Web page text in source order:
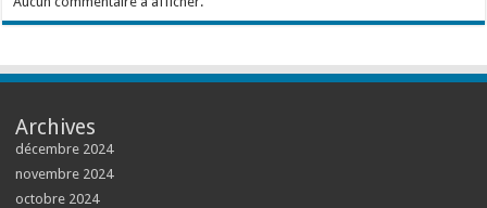
Archives
décembre 2024
novembre 2024
octobre 2024